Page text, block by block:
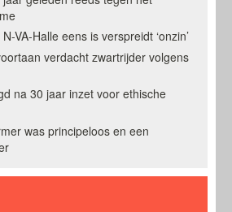
VA-Halle eens is verspreidt ‘onzin’
verdacht zwartrijder volgens
na 30 jaar inzet voor ethische
was principeloos en een